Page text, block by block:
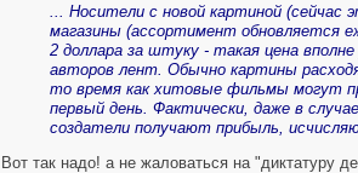
... Носители с новой картиной
магазины (ассортимент обновляется
2 доллара за штуку - такая цена
авторов лент. Обычно картины
то время как хитовые фильмы могут
первый день. Фактически, даже в
создатели получают прибыль,
Вот так надо! а не жаловаться на "диктатуру